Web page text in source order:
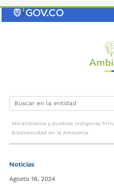
Minambiente y pueblos indígenas
biodiversidad en la Amazonía
Noticias
Agosto 16, 2024